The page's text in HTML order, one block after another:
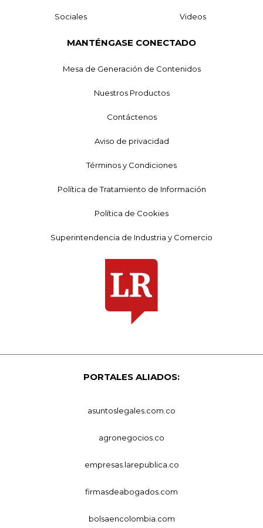
Sociales Videos
MANTÉNGASE CONECTADO
Mesa de Generación de Contenidos
Nuestros Productos
Contáctenos
Aviso de privacidad
Términos y Condiciones
Política de Tratamiento de Información
Política de Cookies
Superintendencia de Industria y Comercio
PORTALES ALIADOS:
asuntoslegales.com.co
agronegocios.co
empresas.larepublica.co
firmasdeabogados.com
bolsaencolombia.com